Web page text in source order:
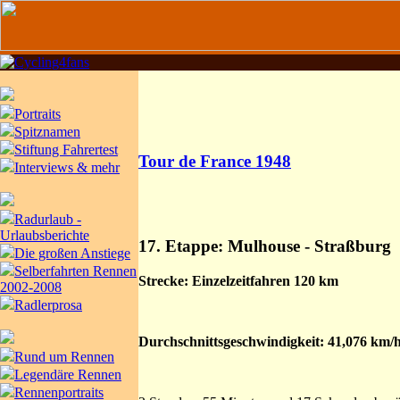
Portraits
Spitznamen
Stiftung Fahrertest
Interviews & mehr
Radurlaub -
Urlaubsberichte
Die großen Anstiege
Selberfahrten Rennen
2002-2008
Radlerprosa
Rund um Rennen
Legendäre Rennen
Rennenportraits
Tour de France 1948
17. Etappe: Mulhouse - Straßburg
Strecke: Einzelzeitfahren 120 km
Durchschnittsgeschwindigkeit: 41,076 km/